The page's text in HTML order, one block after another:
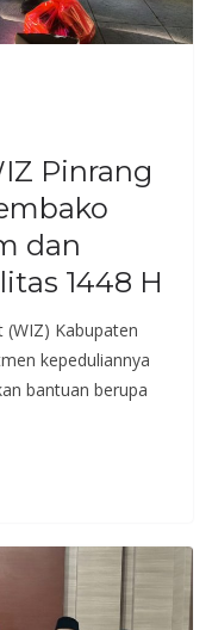
Pinrang
dan
1448 H
Kabupaten
kepeduliannya
bantuan berupa